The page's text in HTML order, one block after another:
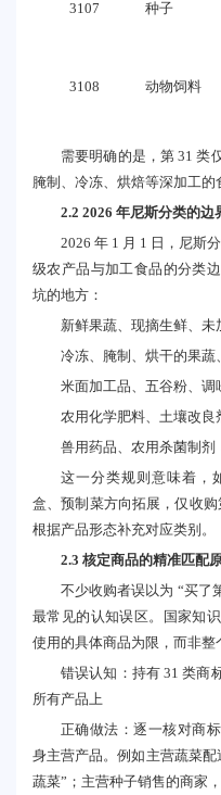
3107 种子
3108 动物饲料
需要明确的是，第 31 类
腌制、冷冻、烘焙等深加工的
2.2 2026 年尼斯分类的边
2026 年 1 月 1 日，尼斯
级农产品与加工食品的分类
坑的地方：
新鲜果蔬、现摘生鲜、
冷冻、腌制、烘干的果
米面加工品、五谷粉、
农用化学肥料、土壤改
兽用药品、农用杀菌制
这一分类规则意味着，
盒、预制菜方向拓展，仅收
根据产品形态补充对应类别。
2.3 核定商品的精准匹配
不少收购者误以为 “买了
最常见的认知误区。国家知
使用的具体商品为限，而非整
错误认知：持有 31 类商
所有产品上
正确做法：逐一核对商
身主营产品。例如主营蔬菜
蔬菜”；主营种子销售的商家